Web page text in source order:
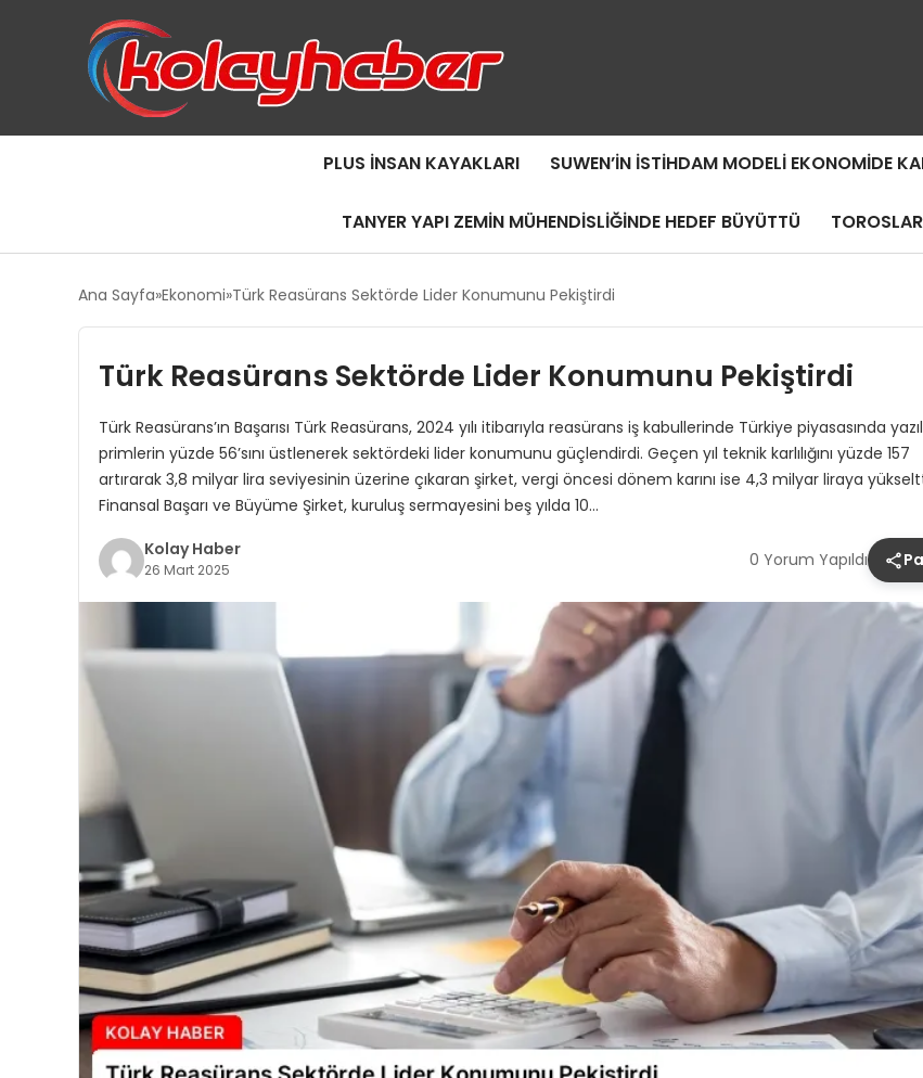
PLUS İNSAN KAYAKLARI SUWEN’IN İSTIHDAM MODELI EKONOMIDE
TANYER YAPI ZEMIN MÜHENDISLIĞINDE HEDEF BÜYÜTTÜ
Ana Sayfa Ekonomi Türk Reasürans Sektörde Lider Konumunu Pekiştirdi
Türk Reasürans Sektörde Lider Konumunu Pekiştirdi
Türk Reasürans’ın Başarısı Türk Reasürans, 2024 yılı itibarıyla reasürans iş kabullerinde Türkiye piyasasında
primlerin yüzde 56’sını üstlenerek sektördeki lider konumunu güçlendirdi. Geçen yıl teknik karlılığını yüzde 157
artırarak 3,8 milyar lira seviyesinin üzerine çıkaran şirket, vergi öncesi dönem karını ise 4,3 milyar liraya
Finansal Başarı ve Büyüme Şirket, kuruluş sermayesini beş yılda 10…
Kolay Haber
26 Mart 2025 0 Yorum Yapıldı